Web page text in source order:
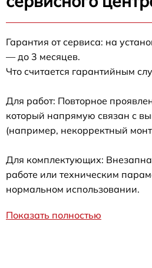
Гарантия от сервиса: на
— до 3 месяцев.
Что считается гарантийным
Для работ: Повторное
который напрямую связан с
(например, некорректный
Для комплектующих:
работе или техническим
нормальном использовании.
Показать полностью